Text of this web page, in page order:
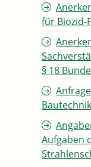
für Biozid-
§ 18
Aufgaben